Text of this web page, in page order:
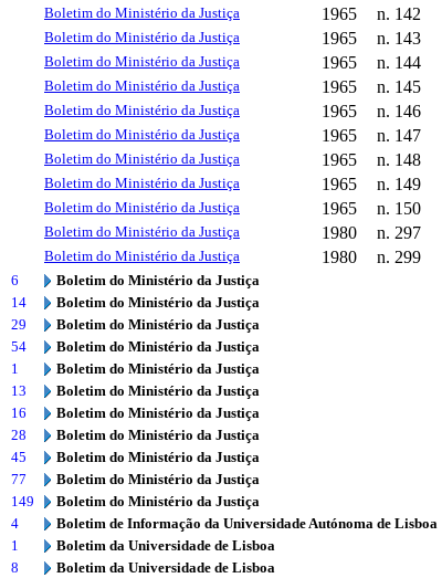
Boletim do Ministério da Justiça 1965 n. 142
Boletim do Ministério da Justiça 1965 n. 143
Boletim do Ministério da Justiça 1965 n. 144
Boletim do Ministério da Justiça 1965 n. 145
Boletim do Ministério da Justiça 1965 n. 146
Boletim do Ministério da Justiça 1965 n. 147
Boletim do Ministério da Justiça 1965 n. 148
Boletim do Ministério da Justiça 1965 n. 149
Boletim do Ministério da Justiça 1965 n. 150
Boletim do Ministério da Justiça 1980 n. 297
Boletim do Ministério da Justiça 1980 n. 299
6
Boletim do Ministério da Justiça
14
Boletim do Ministério da Justiça
29
Boletim do Ministério da Justiça
54
Boletim do Ministério da Justiça
1
Boletim do Ministério da Justiça
13
Boletim do Ministério da Justiça
16
Boletim do Ministério da Justiça
28
Boletim do Ministério da Justiça
45
Boletim do Ministério da Justiça
77
Boletim do Ministério da Justiça
149
Boletim do Ministério da Justiça
4
Boletim de Informação da Universidade Autónoma de Lisboa
1
Boletim da Universidade de Lisboa
8
Boletim da Universidade de Lisboa